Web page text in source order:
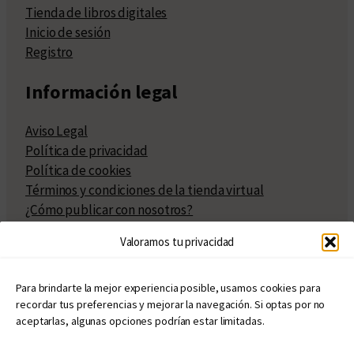
Valoramos tu privacidad
Para brindarte la mejor experiencia posible, usamos cookies para
recordar tus preferencias y mejorar la navegación. Si optas por no
aceptarlas, algunas opciones podrían estar limitadas.
Tienda de libros digitales
Inicio de sesión
Registro
Información legal
Aviso Legal
Política de privacidad
Política de cookies
Términos y condiciones de la tienda virtual
¿Cómo publicar con nosotros?
Políticas de publicación
Políticas de coedición
Atribuciones